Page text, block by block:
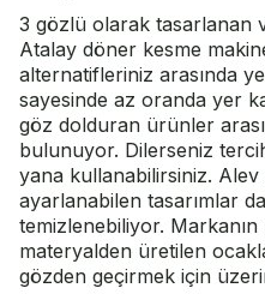
3 gözlü olarak tasarlanan
Atalay döner kesme
alternatifleriniz arasında
sayesinde az oranda yer
göz dolduran ürünler
bulunuyor. Dilerseniz
yana kullanabilirsiniz. Alev
ayarlanabilen tasarımlar
temizlenebiliyor.
materyalden üretilen
gözden geçirmek için